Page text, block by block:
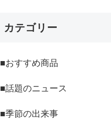
カテゴリー
■おすすめ商品
■話題のニュース
■季節の出来事